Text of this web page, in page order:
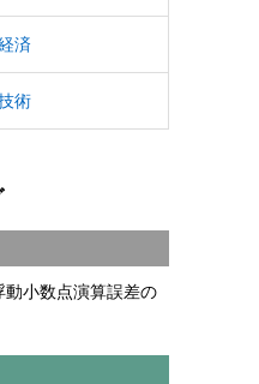
済
術
動小数点演算誤差の